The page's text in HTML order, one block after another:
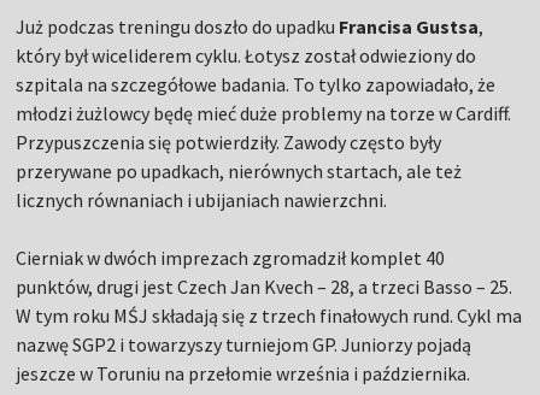
Już podczas treningu doszło do upadku Francisa Gustsa,
który był wiceliderem cyklu. Łotysz został odwieziony do
szpitala na szczegółowe badania. To tylko zapowiadało, że
młodzi żużlowcy będę mieć duże problemy na torze w Cardiff.
Przypuszczenia się potwierdziły. Zawody często były
przerywane po upadkach, nierównych startach, ale też
licznych równaniach i ubijaniach nawierzchni.
Cierniak w dwóch imprezach zgromadził komplet 40
punktów, drugi jest Czech Jan Kvech – 28, a trzeci Basso – 25.
W tym roku MŚJ składają się z trzech finałowych rund. Cykl ma
nazwę SGP2 i towarzyszy turniejom GP. Juniorzy pojadą
jeszcze w Toruniu na przełomie września i października.